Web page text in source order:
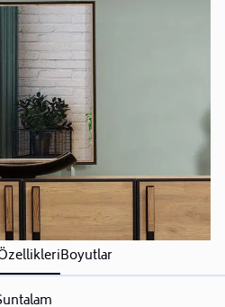
Boyutlar